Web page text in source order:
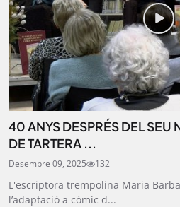
40 ANYS DESPRÉS DEL SEU
DE TARTERA ...
Desembre 09, 2025 132
L'escriptora trempolina Maria
l’adaptació a còmic d...